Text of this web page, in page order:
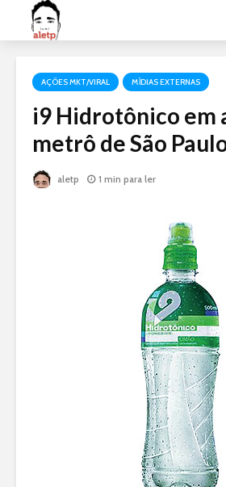
AÇÕES MKT/VIRAL MÍDIAS EXTERNAS
i9 Hidrotônico em
metrô de São
aletp 1 min para ler